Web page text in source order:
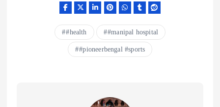
#health #manipal hospital
#pioneerbengal #sports